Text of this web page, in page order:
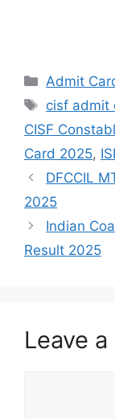
Admit
cisf admit
CISF
Card 2025,
DFCCIL
2025
Indian
Result 2025
Leave